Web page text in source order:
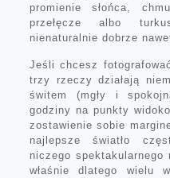
promienie słońca,
przełęcze albo
nienaturalnie dobrze
Jeśli chcesz
trzy rzeczy działają
świtem (mgły i
godziny na punkty
zostawienie sobie
najlepsze światło
niczego spektakularnego
właśnie dlatego wielu